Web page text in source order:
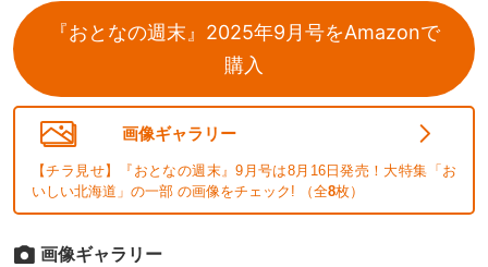
『おとなの週末』2025年9月号をAmazonで
購入
画像ギャラリー
【チラ見せ】『おとなの週末』9月号は8月16日発売！大特集「お
いしい北海道」の一部 の画像をチェック! （全8枚）
画像ギャラリー